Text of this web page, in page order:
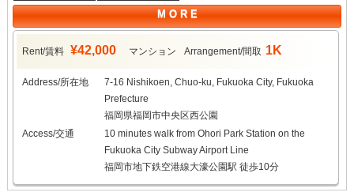
M O R E
Rent/賃料 ¥42,000 マンション Arrangement/間取 1K
Address/所在地
7-16 Nishikoen, Chuo-ku, Fukuoka City, Fukuoka
Prefecture
福岡県福岡市中央区西公園
Access/交通
10 minutes walk from Ohori Park Station on the
Fukuoka City Subway Airport Line
福岡市地下鉄空港線大濠公園駅 徒歩10分